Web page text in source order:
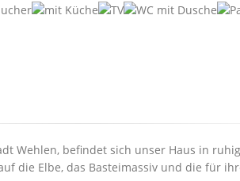
Wehlen, befindet sich unser Haus in
die Elbe, das Basteimassiv und die für